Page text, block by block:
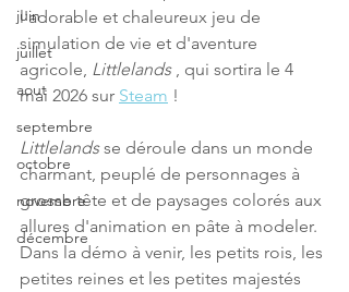
juin
juillet
aout
septembre
octobre
novembre
décembre
l'adorable et chaleureux jeu de
simulation de vie et d'aventure
agricole, Littlelands , qui sortira le 4
mai 2026 sur Steam !
Littlelands se déroule dans un monde
charmant, peuplé de personnages à
grosse tête et de paysages colorés aux
allures d'animation en pâte à modeler.
Dans la démo à venir, les petits rois, les
petites reines et les petites majestés